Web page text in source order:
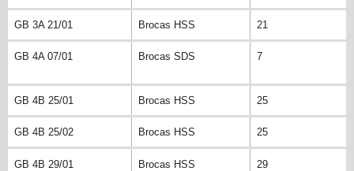
GB 3A 21/01 Brocas HSS 21
GB 4A 07/01 Brocas SDS 7
GB 4B 25/01 Brocas HSS 25
GB 4B 25/02 Brocas HSS 25
GB 4B 29/01 Brocas HSS 29